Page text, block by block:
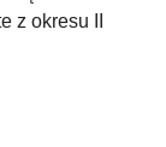
z okresu II